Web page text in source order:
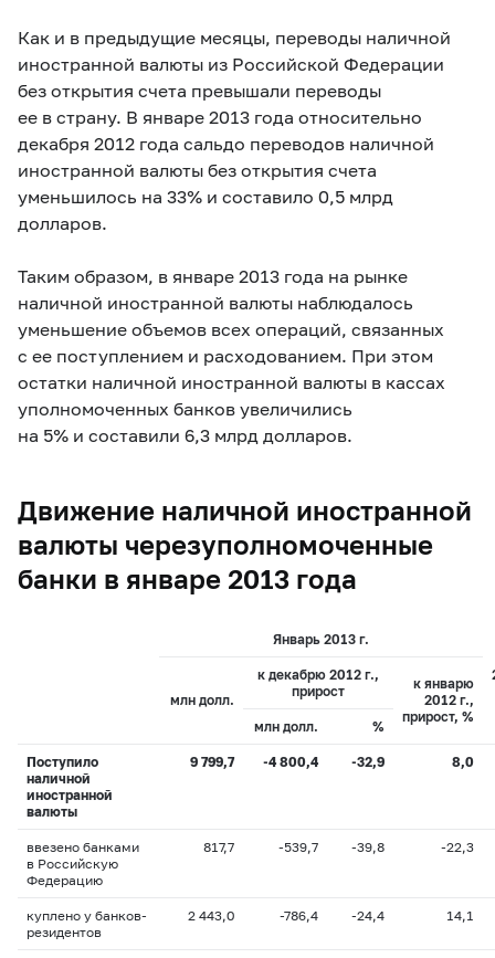
Как и в предыдущие месяцы, переводы наличной
иностранной валюты из Российской Федерации
без открытия счета превышали переводы
ее в страну. В январе 2013 года относительно
декабря 2012 года сальдо переводов наличной
иностранной валюты без открытия счета
уменьшилось на 33% и составило 0,5 млрд
долларов.
Таким образом, в январе 2013 года на рынке
наличной иностранной валюты наблюдалось
уменьшение объемов всех операций, связанных
с ее поступлением и расходованием. При этом
остатки наличной иностранной валюты в кассах
уполномоченных банков увеличились
на 5% и составили 6,3 млрд долларов.
Движение наличной иностранной
валюты черезуполномоченные
банки в январе 2013 года
Январь 2013 г.
млн долл.
к декабрю 2012 г.,
прирост
к январю
2012 г.,
прирост, %
млн долл. %
Поступило
наличной
иностранной
валюты
9 799,7 -4 800,4 -32,9 8,0
ввезено банками
в Российскую
Федерацию
817,7 -539,7 -39,8 -22,3
куплено у банков-
резидентов
2 443,0 -786,4 -24,4 14,1